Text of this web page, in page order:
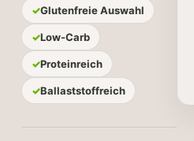
Glutenfreie Auswahl
Low-Carb
Proteinreich
Ballaststoffreich